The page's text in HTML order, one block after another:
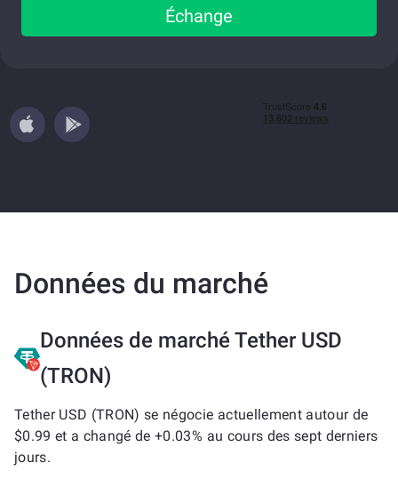
Échange
Données du marché
Données de marché Tether USD
(TRON)
Tether USD (TRON) se négocie actuellement autour de
$0.99 et a changé de +0.03% au cours des sept derniers
jours.